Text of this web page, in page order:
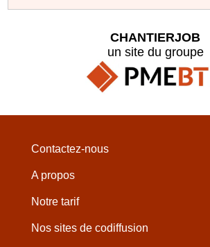
CHANTIERJOB
un site du groupe
Contactez-nous
A propos
Notre tarif
Nos sites de codiffusion